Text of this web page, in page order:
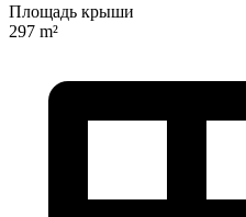
Площадь крыши
297 m²